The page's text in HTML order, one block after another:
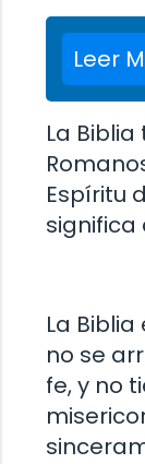
Leer
La
Espíritu
significa
La
no se
fe, y no